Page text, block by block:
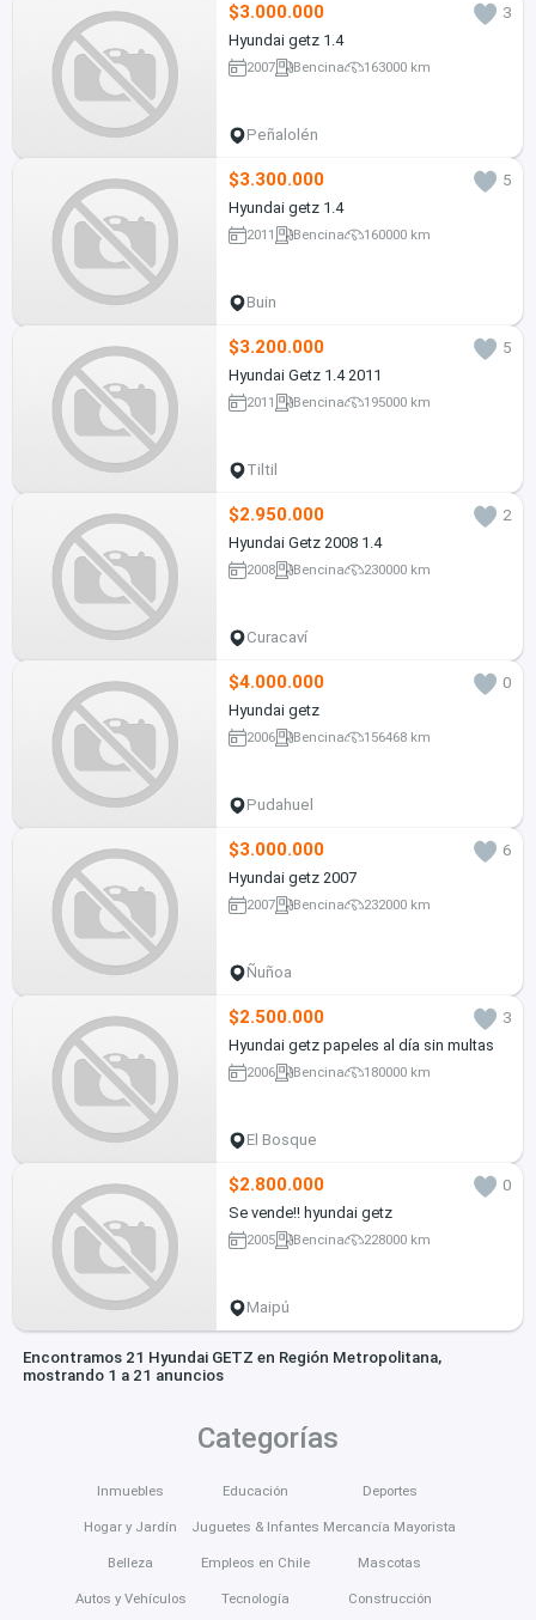
$3.000.000
3
Hyundai getz 1.4
2007 Bencina 163000 km
Peñalolén
$3.300.000
5
Hyundai getz 1.4
2011 Bencina 160000 km
Buin
$3.200.000
5
Hyundai Getz 1.4 2011
2011 Bencina 195000 km
Tiltil
$2.950.000
2
Hyundai Getz 2008 1.4
2008 Bencina 230000 km
Curacaví
$4.000.000
0
Hyundai getz
2006 Bencina 156468 km
Pudahuel
$3.000.000
6
Hyundai getz 2007
2007 Bencina 232000 km
Ñuñoa
$2.500.000
3
Hyundai getz papeles al día sin multas
2006 Bencina 180000 km
El Bosque
$2.800.000
0
Se vende!! hyundai getz
2005 Bencina 228000 km
Maipú
Encontramos 21 Hyundai GETZ en Región Metropolitana,
mostrando 1 a 21 anuncios
Categorías
Inmuebles
Hogar y Jardín
Belleza
Autos y Vehículos
Educación
Juguetes & Infantes
Empleos en Chile
Tecnología
Deportes
Mercancía Mayorista
Mascotas
Construcción